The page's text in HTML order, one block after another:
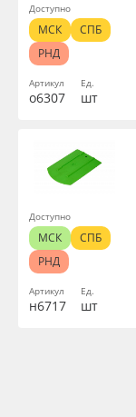
Артикул
о6307
Ед.
шт
Доступно
МСК
СПБ
РНД
Артикул
н6717
Ед.
шт
Доступно
МСК
СПБ
РНД